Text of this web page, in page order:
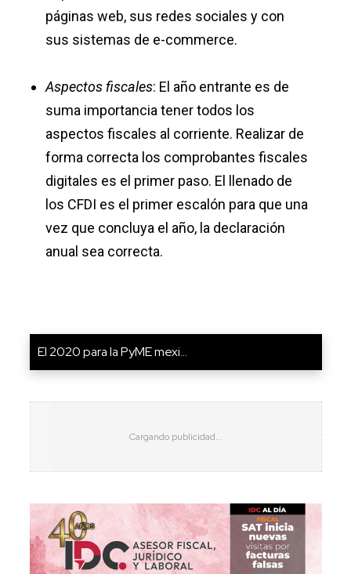
páginas web, sus redes sociales y con
sus sistemas de e-commerce.
Aspectos fiscales: El año entrante es de
suma importancia tener todos los
aspectos fiscales al corriente. Realizar de
forma correcta los comprobantes fiscales
digitales es el primer paso. El llenado de
los CFDI es el primer escalón para que una
vez que concluya el año, la declaración
anual sea correcta.
El 2020 para la PyME mexi...